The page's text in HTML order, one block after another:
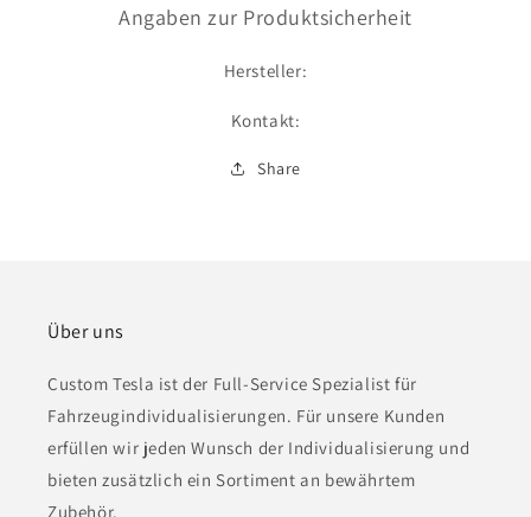
Menge
Montage
Menge
Angaben zur Produktsicherheit
Hersteller:
Kontakt:
Share
Über uns
Custom Tesla ist der Full-Service Spezialist für
Fahrzeugindividualisierungen. Für unsere Kunden
erfüllen wir jeden Wunsch der Individualisierung und
bieten zusätzlich ein Sortiment an bewährtem
Zubehör.